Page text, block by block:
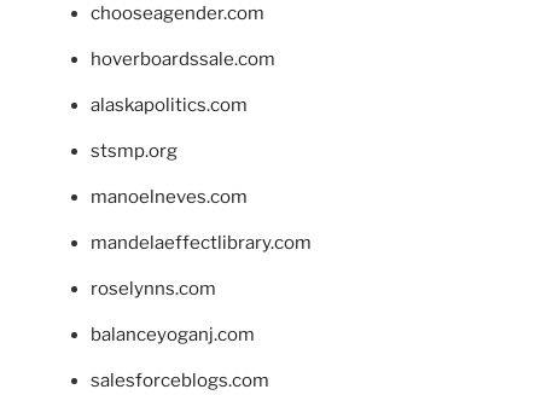
chooseagender.com
hoverboardssale.com
alaskapolitics.com
stsmp.org
manoelneves.com
mandelaeffectlibrary.com
roselynns.com
balanceyoganj.com
salesforceblogs.com